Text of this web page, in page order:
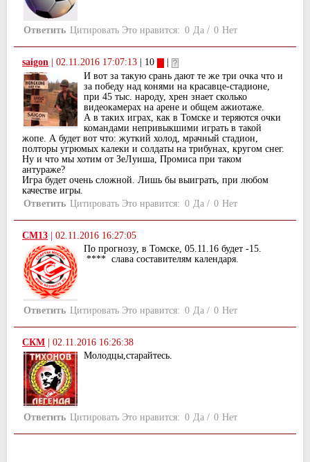
Ответить Цитировать Это нравится: 0 Да / 0 Нет
saigon 02.11.2016 17:07:13 | 10
И вот за такую срань дают те же три очка что и
за победу над конями на красавце-стадионе,
при 45 тыс. народу, хрен знает сколько
видеокамерах на арене и общем ажиотаже.
А в таких играх, как в Томске и теряются очки
командами непривыкшими играть в такой
жопе. А будет вот что: жуткий холод, мрачный стадион,
полторы угрюмых калеки и солдаты на трибунах, кругом снег.
Ну и что мы хотим от ЗеЛуиша, Промиса при таком
антураже?
Игра будет очень сложной. Лишь бы выиграть, при любом
качестве игры.
Ответить Цитировать Это нравится: 0 Да / 0 Нет
СМ13
02.11.2016 16:27:05
По прогнозу, в Томске, 05.11.16 будет -15.
**** слава составителям календаря.
Ответить Цитировать Это нравится: 0 Да / 0 Нет
СКМ | 02.11.2016 16:26:38
Молодцы,старайтесь.
Ответить Цитировать Это нравится: 0 Да / 0 Нет